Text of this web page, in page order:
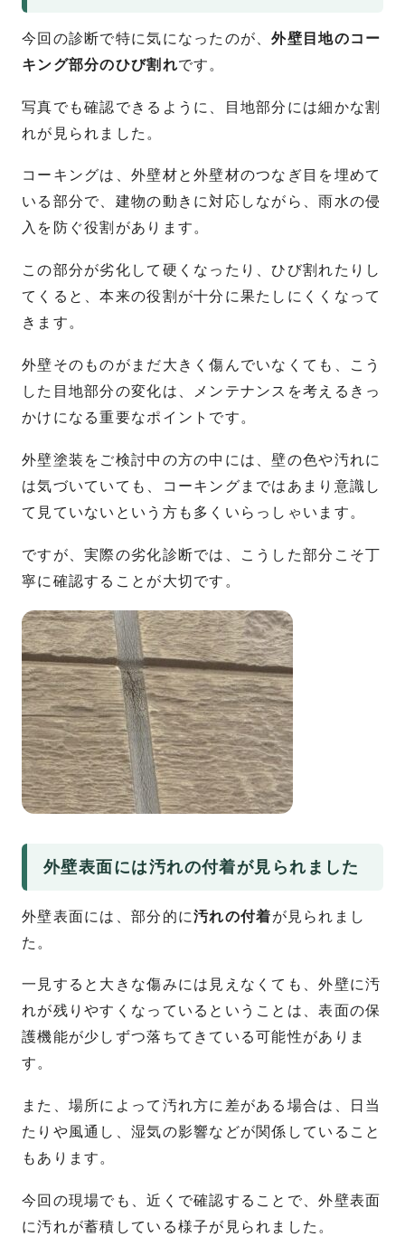
今回の診断で特に気になったのが、外壁目地のコー
キング部分のひび割れです。
写真でも確認できるように、目地部分には細かな割
れが見られました。
コーキングは、外壁材と外壁材のつなぎ目を埋めて
いる部分で、建物の動きに対応しながら、雨水の侵
入を防ぐ役割があります。
この部分が劣化して硬くなったり、ひび割れたりし
てくると、本来の役割が十分に果たしにくくなって
きます。
外壁そのものがまだ大きく傷んでいなくても、こう
した目地部分の変化は、メンテナンスを考えるきっ
かけになる重要なポイントです。
外壁塗装をご検討中の方の中には、壁の色や汚れに
は気づいていても、コーキングまではあまり意識し
て見ていないという方も多くいらっしゃいます。
ですが、実際の劣化診断では、こうした部分こそ丁
寧に確認することが大切です。
外壁表面には汚れの付着が見られました
外壁表面には、部分的に汚れの付着が見られまし
た。
一見すると大きな傷みには見えなくても、外壁に汚
れが残りやすくなっているということは、表面の保
護機能が少しずつ落ちてきている可能性がありま
す。
また、場所によって汚れ方に差がある場合は、日当
たりや風通し、湿気の影響などが関係していること
もあります。
今回の現場でも、近くで確認することで、外壁表面
に汚れが蓄積している様子が見られました。